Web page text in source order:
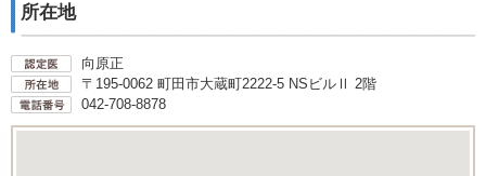
所在地
向原正
〒195-0062 町田市大蔵町2222-5 NSビルⅡ 2階
042-708-8878